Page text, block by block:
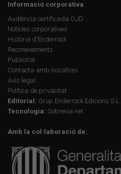
Informació corporativa
Audiència certificada OJD
Notícies corporatives
Història d'Enderrock
Reconeixements
Publicitat
Contacta amb nosaltres
Avís legal
Política de privacitat
Editorial: Grup Enderrock Edicions S.L.
Tecnologia: Sobrevia.net
Amb la col·laboració de: